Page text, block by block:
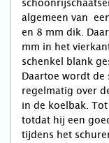
algemeen van
en 8 mm dik.
mm in het
schenkel blank
Daartoe wordt de
regelmatig over
in de koelbak.
totdat hij een
tijdens het